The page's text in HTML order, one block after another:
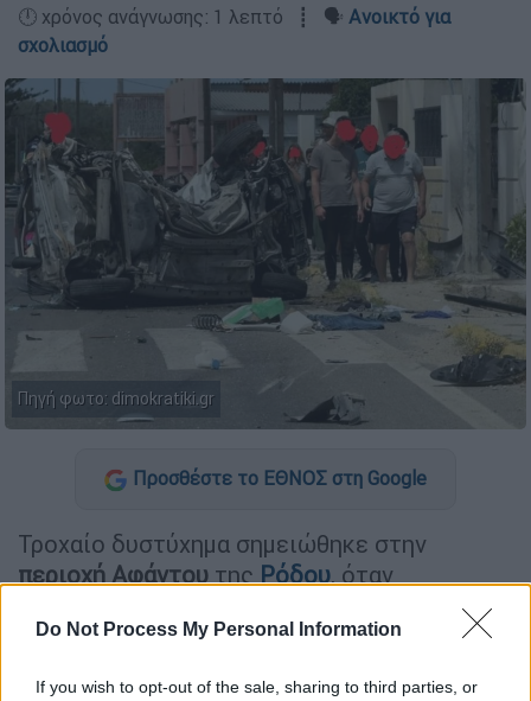
Do Not Process My Personal Information
If you wish to opt-out of the sale, sharing to third parties, or
🕛 χρόνος ανάγνωσης: 1 λεπτό ┋ 🗣️ Ανοικτό για
σχολιασμό
Πηγή φωτο: dimokratiki.gr
Προσθέστε το ΕΘΝΟΣ στη Google
Τροχαίο δυστύχημα σημειώθηκε στην
περιοχή Αφάντου της Ρόδου, όταν
αποτέλεσμα τον θάνατο δύο γυναικών,